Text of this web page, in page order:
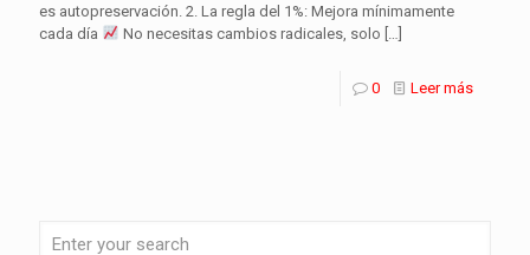
es autopreservación. 2. La regla del 1%: Mejora mínimamente
cada día
No necesitas cambios radicales, solo […]
0 Leer más